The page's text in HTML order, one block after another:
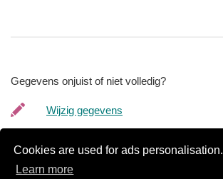
Cookies are used for ads personalisation.
Learn more
Gegevens onjuist of niet volledig?
Wijzig gegevens